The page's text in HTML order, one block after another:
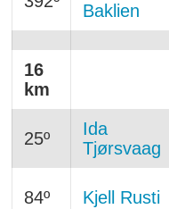
Baklien
16
km
25º
Ida
Tjørsvaag
84º Kjell Rusti